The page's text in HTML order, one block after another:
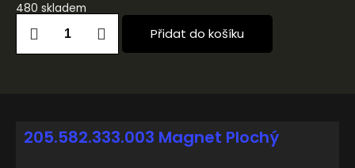
480 skladem
Přidat do košíku
205.582.333.003 Magnet Plochý